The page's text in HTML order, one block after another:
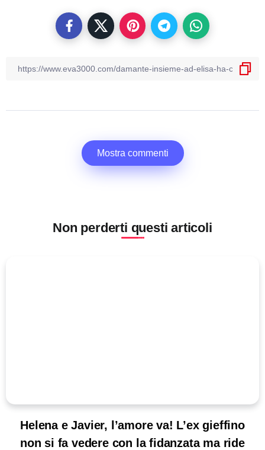
Mostra commenti
Non perderti questi articoli
Helena e Javier, l’amore va! L’ex gieffino
non si fa vedere con la fidanzata ma ride